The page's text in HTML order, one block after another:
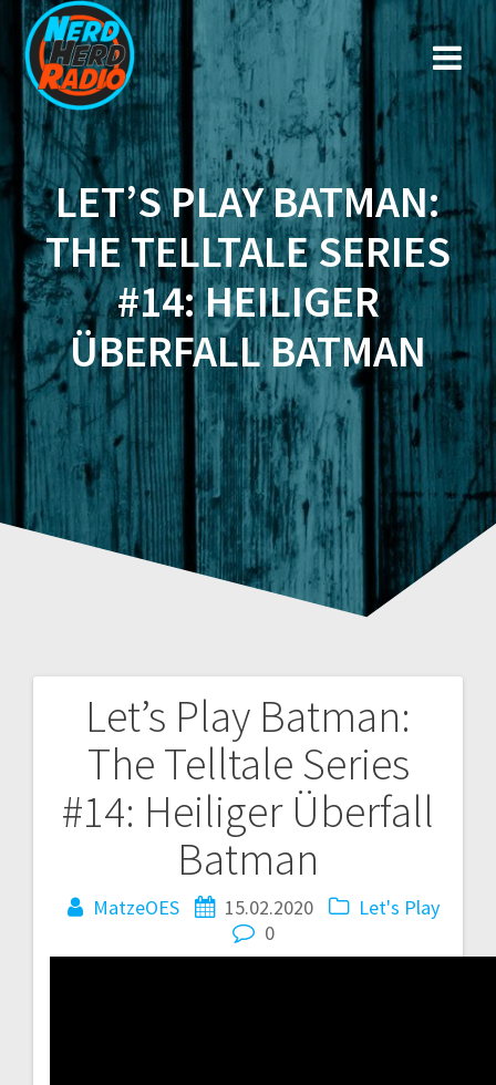
Zum
Inhalt
springen
LET’S PLAY BATMAN:
THE TELLTALE SERIES
#14: HEILIGER
ÜBERFALL BATMAN
Let’s Play Batman:
The Telltale Series
#14: Heiliger Überfall
Batman
MatzeOES 15.02.2020
Let's Play
0
Beitragsnavigation